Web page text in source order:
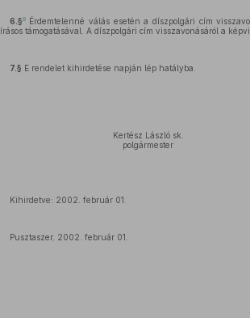
6.§8Érdemtelenné válás esetén a díszpolgári cím
írásos támogatásával. A díszpolgári cím visszavonásáról a
7.§ E rendelet kihirdetése napján lép hatályba.
Kertész László sk.
polgármester
Kihirdetve: 2002. február 01.
Pusztaszer, 2002. február 01.